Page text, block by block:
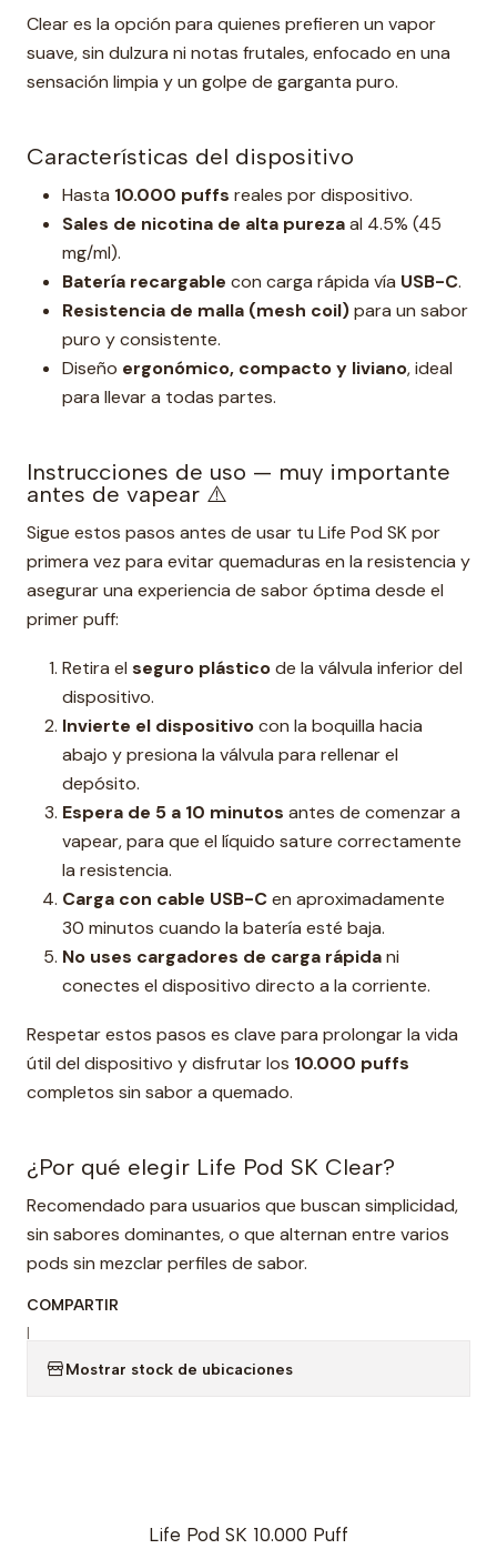
Clear es la opción para quienes prefieren un vapor
suave, sin dulzura ni notas frutales, enfocado en una
sensación limpia y un golpe de garganta puro.
Características del dispositivo
Hasta 10.000 puffs reales por dispositivo.
Sales de nicotina de alta purezaal 4.5% (45
mg/ml).
Batería recargable con carga rápida vía USB-C.
Resistencia de malla (mesh coil)para un sabor
puro y consistente.
Diseño ergonómico, compacto y liviano, ideal
para llevar a todas partes.
Instrucciones de uso — muy importante
antes de vapear ⚠️
Sigue estos pasos antes de usar tu Life Pod SK por
primera vez para evitar quemaduras en la resistencia y
asegurar una experiencia de sabor óptima desde el
primer puff:
Retira el seguro plásticode la válvula inferior del
dispositivo.
Invierte el dispositivocon la boquilla hacia
abajo y presiona la válvula para rellenar el
depósito.
Espera de 5 a 10 minutos antes de comenzar a
vapear, para que el líquido sature correctamente
la resistencia.
Carga con cable USB-Cen aproximadamente
30 minutos cuando la batería esté baja.
No uses cargadores de carga rápidani
conectes el dispositivo directo a la corriente.
Respetar estos pasos es clave para prolongar la vida
útil del dispositivo y disfrutar los 10.000 puffs
completos sin sabor a quemado.
¿Por qué elegir Life Pod SK Clear?
Recomendado para usuarios que buscan simplicidad,
sin sabores dominantes, o que alternan entre varios
pods sin mezclar perfiles de sabor.
COMPARTIR
|
Mostrar stock de ubicaciones
Life Pod SK 10.000 Puff